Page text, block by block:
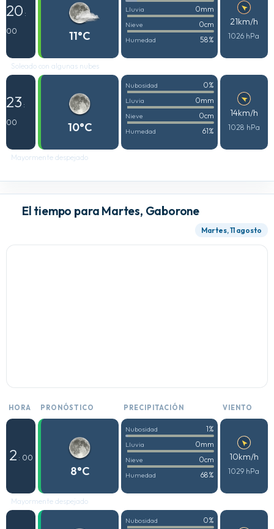
20 :
00
11°C
Lluvia 0mm
Nieve 0cm
Humedad 58%
21km/h
1026 hPa
Soleado con algunas nubes
23 :
00
10°C
Nubosidad 0%
Lluvia 0mm
Nieve 0cm
Humedad 61%
14km/h
1028 hPa
Mayormente despejado
El tiempo para Martes, Gaborone
Martes, 11 agosto
HORA PRONÓSTICO PRECIPITACIÓN VIENTO
2 : 00
8°C
Nubosidad 1%
Lluvia 0mm
Nieve 0cm
Humedad 68%
10km/h
1029 hPa
Mayormente despejado
Nubosidad 0%